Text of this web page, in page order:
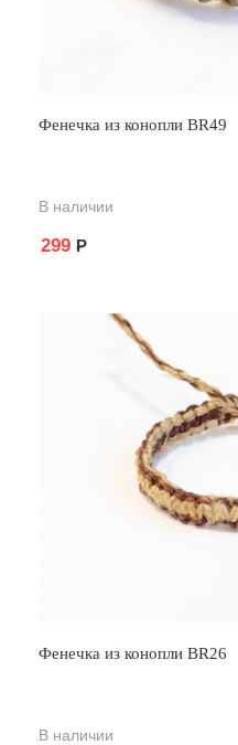
Фенечка из конопли BR49
В наличии
299 Р
Фенечка из конопли BR26
В наличии